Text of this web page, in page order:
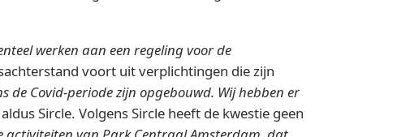
werken aan een regeling voor de
voort uit verplichtingen die zijn
de Covid-periode zijn opgebouwd. Wij hebben er
aldus Sircle. Volgens Sircle heeft de kwestie geen